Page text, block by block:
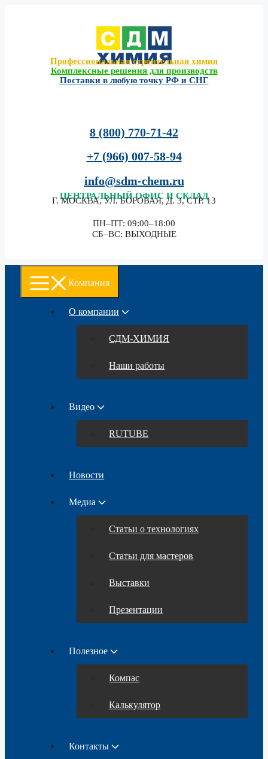
Профессиональная строительная химия
Комплексные решения для производств
Поставки в любую точку РФ и СНГ
8 (800) 770-71-42
+7 (966) 007-58-94
info@sdm-chem.ru
ЦЕНТРАЛЬНЫЙ ОФИС И СКЛАД
Г. МОСКВА, УЛ. БОРОВАЯ, Д. 3, СТР. 13
ПН–ПТ: 09:00–18:00
СБ–ВС: ВЫХОДНЫЕ
Компания
О компании
СДМ-ХИМИЯ
Наши работы
Видео
RUTUBE
Новости
Медиа
Статьи о технологиях
Статьи для мастеров
Выставки
Презентации
Полезное
Компас
Калькулятор
Контакты